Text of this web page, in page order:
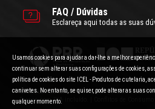
FAQ / Dúvidas
Esclareça aqui todas as suas
Condições Gerais de Utilização |Politica de
Preços com IVA incluído.
Usamos cookies para ajudar a dar-lhe a melhor
continuar sem alterar suas configurações de cookies,
política de cookies do site ICEL - Produtos de cutelaria,
canivetes. No entanto, se quiser, pode alterar as suas
qualquer momento.